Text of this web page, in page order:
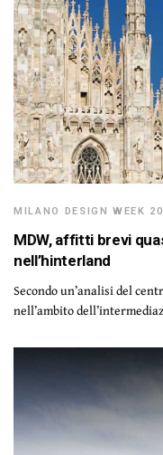
MILANO DESIGN WEEK
MDW, affitti brevi
nell’hinterland
Secondo un’analisi del
nell’ambito